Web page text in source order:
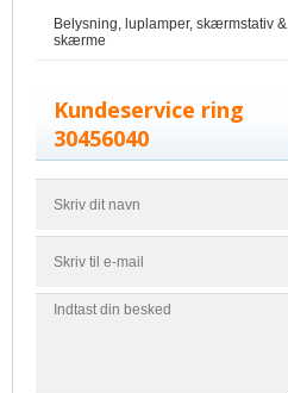
Belysning, luplamper, skærmstativ &
skærme
Kundeservice ring
30456040